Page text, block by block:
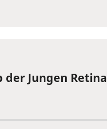
Jungen Retina